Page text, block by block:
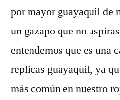
por mayor guayaquil de
un gazapo que no
entendemos que es una
replicas guayaquil, ya
más común en nuestro